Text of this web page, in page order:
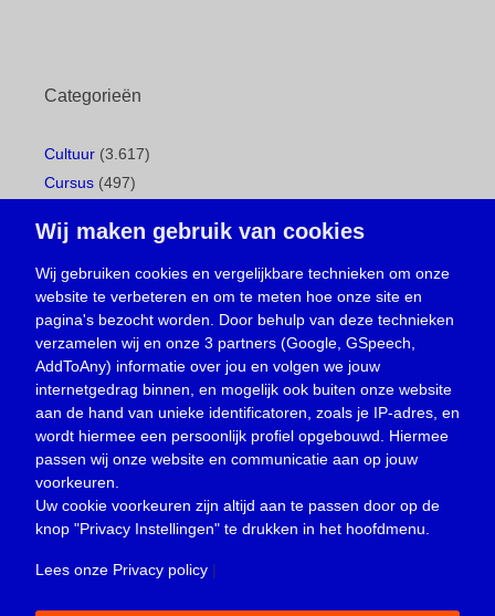
Categorieën
Cultuur (3.617)
Cursus (497)
Gemeentepagina(104)
Ingezonden brief(538)
Media(156)
Nieuws (23.329)
Oproep(734)
Overlijden(39)
Podcast(18)
prijsvraag (5)
Religie (1.438)
Service(226)
Wij maken gebruik van cookies
Wij gebruiken cookies en vergelijkbare technieken om onze
website te verbeteren en om te meten hoe onze site en
pagina's bezocht worden. Door behulp van deze technieken
verzamelen wij en onze 3 partners (Google, GSpeech,
AddToAny) informatie over jou en volgen we jouw
internetgedrag binnen, en mogelijk ook buiten onze website
aan de hand van unieke identificatoren, zoals je IP-adres, en
wordt hiermee een persoonlijk profiel opgebouwd. Hiermee
passen wij onze website en communicatie aan op jouw
voorkeuren.
Uw cookie voorkeuren zijn altijd aan te passen door op de
knop "Privacy Instellingen" te drukken in het hoofdmenu.
Lees onze Privacy policy |